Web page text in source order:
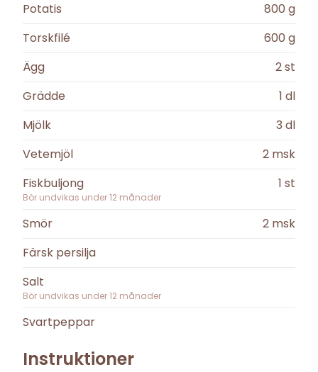
Potatis 800 g
Torskfilé
600 g
Ägg
2st
Grädde
1 dl
Mjölk
3 dl
Vetemjöl
2 msk
Fiskbuljong
Bör undvikas under12 månader
1 st
Smör 2 msk
Färsk persilja
Salt
Bör undvikas under12 månader
Svartpeppar
Instruktioner